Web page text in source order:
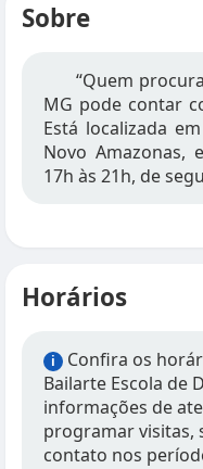
Sobre
“Quem
MG pode contar
Está localizada
Novo Amazonas,
17h às 21h, de
Horários
i
Confira os
Bailarte Escola de
informações de
programar visitas,
contato nos